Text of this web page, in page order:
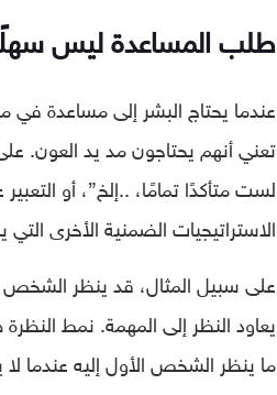
طلب المساعدة ليس
عندما يحتاج البشر إلى مساعدة
تعني أنهم يحتاجون مد يد العون.
لست متأكدًا تمامًا، ..إلخ”، أو
الاستراتيجيات الضمنية الأخرى
على سبيل المثال، قد ينظر الشخص
يعاود النظر إلى المهمة. نمط
ما ينظر الشخص الأول إليه عندما